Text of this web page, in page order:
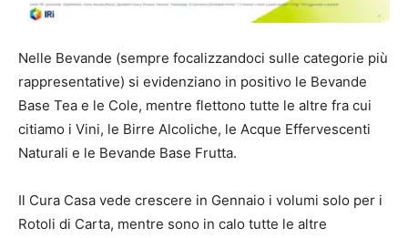
Nelle Bevande (sempre focalizzandoci sulle categorie più
rappresentative) si evidenziano in positivo le Bevande
Base Tea e le Cole, mentre flettono tutte le altre fra cui
citiamo i Vini, le Birre Alcoliche, le Acque Effervescenti
Naturali e le Bevande Base Frutta.
Il Cura Casa vede crescere in Gennaio i volumi solo per i
Rotoli di Carta, mentre sono in calo tutte le altre